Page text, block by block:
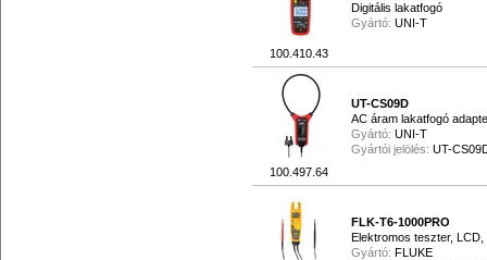
100.410.43
Digitális lakatfogó
Gyártó: UNI-T
100.497.64
UT-CS09D
AC áram lakatfogó
Gyártó: UNI-T
Gyártói jelölés: UT-
FLK-T6-1000PRO
Elektromos teszter, LCD,
Gyártó: FLUKE